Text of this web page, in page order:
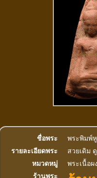
ชื่อพระ
พระพิมพ์
รายละเอียดพระ
สวยเดิม
หมวดหมู่
พระเนื้อ
ร้านพระ